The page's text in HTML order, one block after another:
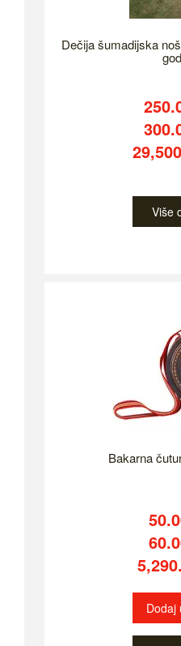
Dečija šumadijska
Više
Bakarna
Dodaj